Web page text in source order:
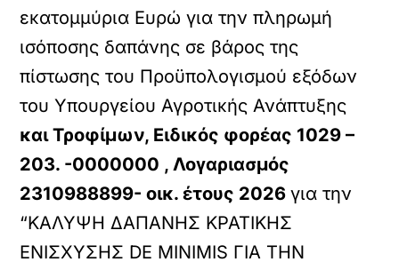
εκατομμύρια Ευρώ για την πληρωμή
ισόποσης δαπάνης σε βάρος της
πίστωσης του Προϋπολογισμού εξόδων
του Υπουργείου Αγροτικής Ανάπτυξης
και Τροφίμων, Ειδικός φορέας 1029 –
203. -0000000 , Λογαριασμός
2310988899- οικ. έτους 2026για την
“ΚΑΛΥΨΗ ΔΑΠΑΝΗΣ ΚΡΑΤΙΚΗΣ
ΕΝΙΣΧΥΣΗΣ DE MINIMIS ΓΙΑ ΤΗΝ